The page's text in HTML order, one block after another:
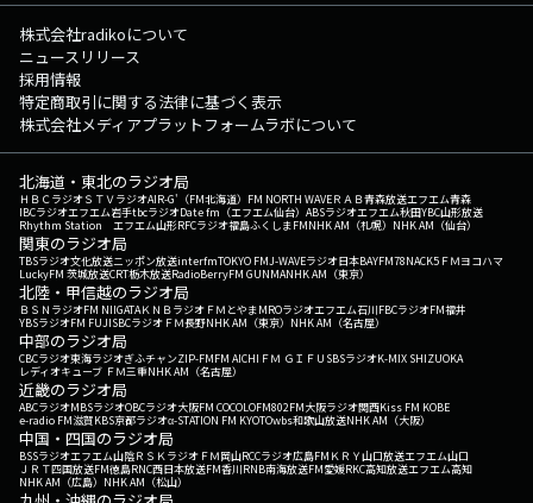
株式会社radikoについて
ニュースリリース
採用情報
特定商取引に関する法律に基づく表示
株式会社メディアプラットフォームラボについて
北海道・東北のラジオ局
ＨＢＣラジオＳＴＶラジオAIR-G'（FM北海道） FM NORTH WAVEＲＡＢ青森放送エフエム青森
IBCラジオエフエム岩手tbcラジオDate fm（エフエム仙台） ABSラジオエフエム秋田YBC山形放送
Rhythm Station エフエム山形RFCラジオ福島ふくしまFMNHK AM（札幌） NHK AM（仙台）
関東のラジオ局
TBSラジオ文化放送ニッポン放送interfmTOKYO FMJ-WAVEラジオ日本BAYFM78NACK5 ＦＭヨコハマ
LuckyFM 茨城放送CRT栃木放送RadioBerryFM GUNMANHK AM（東京）
北陸・甲信越のラジオ局
ＢＳＮラジオFM NIIGATAＫＮＢラジオ ＦＭとやまMROラジオエフエム石川FBCラジオFM福井
YBSラジオFM FUJISBCラジオ ＦＭ長野NHK AM（東京） NHK AM（名古屋）
中部のラジオ局
CBCラジオ東海ラジオぎふチャンZIP-FMFM AICHI ＦＭ ＧＩＦＵ SBSラジオK-MIX SHIZUOKA
レディオキューブ ＦＭ三重NHK AM（名古屋）
近畿のラジオ局
ABCラジオMBSラジオOBCラジオ大阪FM COCOLOFM802FM大阪ラジオ関西Kiss FM KOBE
e-radio FM滋賀KBS京都ラジオα-STATION FM KYOTOwbs和歌山放送NHK AM（大阪）
中国・四国のラジオ局
BSSラジオエフエム山陰ＲＳＫラジオ ＦＭ岡山RCCラジオ広島FM ＫＲＹ山口放送エフエム山口
ＪＲＴ四国放送FM徳島RNC西日本放送FM香川RNB南海放送FM愛媛RKC高知放送エフエム高知
NHK AM（広島） NHK AM（松山）